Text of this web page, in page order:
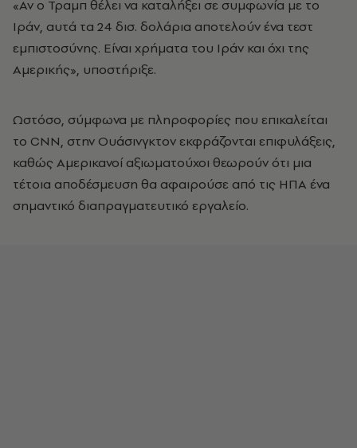
«Αν ο Τραμπ θέλει να καταλήξει σε συμφωνία με το
Ιράν, αυτά τα 24 δισ. δολάρια αποτελούν ένα τεστ
εμπιστοσύνης. Είναι χρήματα του Ιράν και όχι της
Αμερικής», υποστήριξε.
Ωστόσο, σύμφωνα με πληροφορίες που επικαλείται
το CNN, στην Ουάσινγκτον εκφράζονται επιφυλάξεις,
καθώς Αμερικανοί αξιωματούχοι θεωρούν ότι μια
τέτοια αποδέσμευση θα αφαιρούσε από τις ΗΠΑ ένα
σημαντικό διαπραγματευτικό εργαλείο.